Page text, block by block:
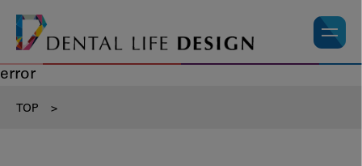
error
TOP >